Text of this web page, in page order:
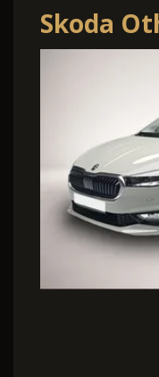
Skoda
Selection